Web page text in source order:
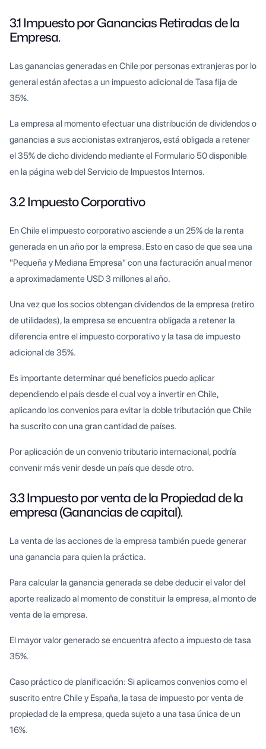
3.1 Impuesto por Ganancias Retiradas de la
Empresa.
Las ganancias generadas en Chile por personas extranjeras por lo
general están afectas a un impuesto adicional de Tasa fija de
35%.
La empresa al momento efectuar una distribución de dividendos o
ganancias a sus accionistas extranjeros, está obligada a retener
el 35% de dicho dividendo mediante el Formulario 50 disponible
en la página web del Servicio de Impuestos Internos.
3.2 Impuesto Corporativo
En Chile el impuesto corporativo asciende a un 25% de la renta
generada en un año por la empresa. Esto en caso de que sea una
"Pequeña y Mediana Empresa" con una facturación anual menor
a aproximadamente USD 3 millones al año.
Una vez que los socios obtengan dividendos de la empresa (retiro
de utilidades), la empresa se encuentra obligada a retener la
diferencia entre el impuesto corporativo y la tasa de impuesto
adicional de 35%.
Es importante determinar qué beneficios puedo aplicar
dependiendo el país desde el cual voy a invertir en Chile,
aplicando los convenios para evitar la doble tributación que Chile
ha suscrito con una gran cantidad de países.
Por aplicación de un convenio tributario internacional, podría
convenir más venir desde un país que desde otro.
3.3 Impuesto por venta de la Propiedad de la
empresa (Ganancias de capital).
La venta de las acciones de la empresa también puede generar
una ganancia para quien la práctica.
Para calcular la ganancia generada se debe deducir el valor del
aporte realizado al momento de constituir la empresa, al monto de
venta de la empresa.
El mayor valor generado se encuentra afecto a impuesto de tasa
35%.
Caso práctico de planificación: Si aplicamos convenios como el
suscrito entre Chile y España, la tasa de impuesto por venta de
propiedad de la empresa, queda sujeto a una tasa única de un
16%.